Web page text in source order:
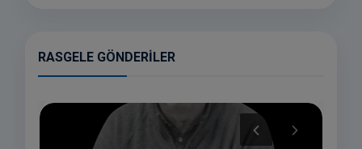
RASGELE GÖNDERILER